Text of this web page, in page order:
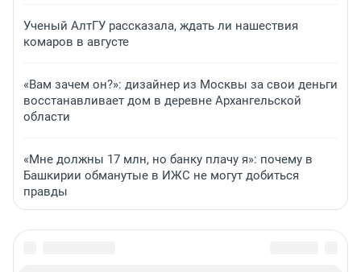
Ученый АлтГУ рассказала, ждать ли нашествия
комаров в августе
«Вам зачем он?»: дизайнер из Москвы за свои деньги
восстанавливает дом в деревне Архангельской
области
«Мне должны 17 млн, но банку плачу я»: почему в
Башкирии обманутые в ИЖС не могут добиться
правды